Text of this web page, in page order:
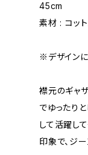
45cm
素材 : コッ
※デザイン
襟元のギャ
でゆったり
して活躍し
印象で、ジ